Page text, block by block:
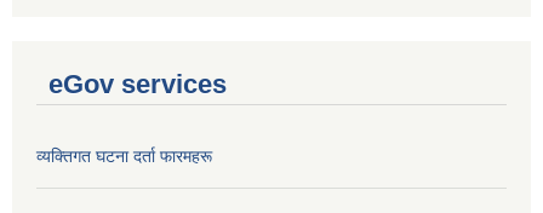
eGov services
व्यक्तिगत घटना दर्ता फारमहरू